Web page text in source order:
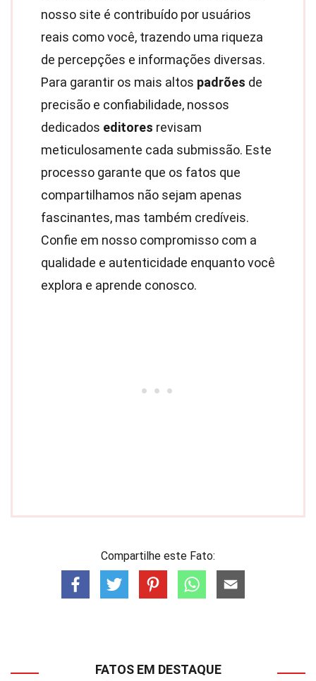
nosso site é contribuído por usuários
reais como você, trazendo uma riqueza
de percepções e informações diversas.
Para garantir os mais altos padrões de
precisão e confiabilidade, nossos
dedicados editores revisam
meticulosamente cada submissão. Este
processo garante que os fatos que
compartilhamos não sejam apenas
fascinantes, mas também credíveis.
Confie em nosso compromisso com a
qualidade e autenticidade enquanto você
explora e aprende conosco.
Compartilhe este Fato:
FATOS EM DESTAQUE